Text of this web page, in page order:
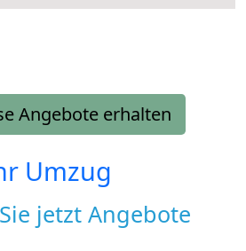
Angebote erhalten
Umzug
jetzt Angebote